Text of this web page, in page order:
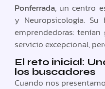
Ponferrada, un centro
y Neuropsicología.
emprendedoras:
servicio excepcional,
El reto inicial:
los buscadores
Cuando nos